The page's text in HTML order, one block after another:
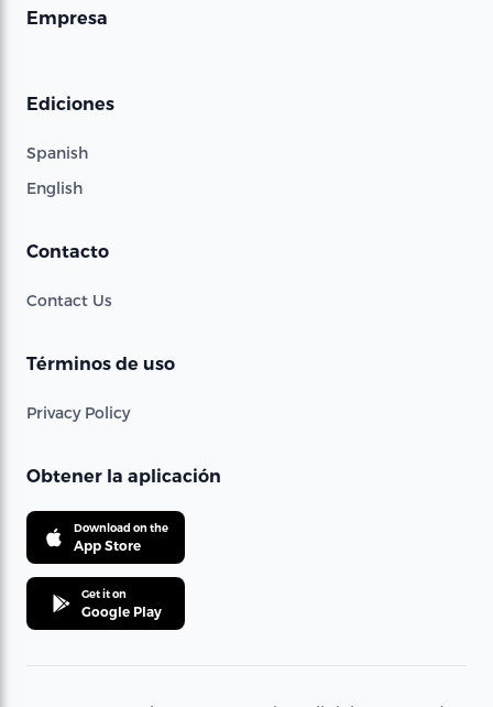
Empresa
Ediciones
Spanish
English
Contacto
Contact Us
Términos de uso
Privacy Policy
Obtener la aplicación
Download on the
App Store
Get it on
Google Play